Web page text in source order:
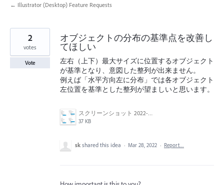
← Illustrator (Desktop) Feature Requests
オブジェクトの分布の基準点を改善し
てほしい
左右（上下）最大サイズに位置するオブジェクト
が基準となり、意図した整列が出来ません。
例えば「水平方向左に分布」では各オブジェクト
左位置を基準とした整列が望ましいと思います。
スクリーンショット 2022-03-28 13.13.34.png
37 KB
2
votes
Vote
sk shared this idea · Mar 28, 2022 · Report…